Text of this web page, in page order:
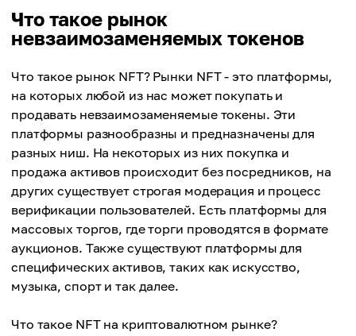
Что такое рынок
невзаимозаменяемых токенов
Что такое рынок NFT? Рынки NFT - это платформы,
на которых любой из нас может покупать и
продавать невзаимозаменяемые токены. Эти
платформы разнообразны и предназначены для
разных ниш. На некоторых из них покупка и
продажа активов происходит без посредников, на
других существует строгая модерация и процесс
верификации пользователей. Есть платформы для
массовых торгов, где торги проводятся в формате
аукционов. Также существуют платформы для
специфических активов, таких как искусство,
музыка, спорт и так далее.
Что такое NFT на криптовалютном рынке?